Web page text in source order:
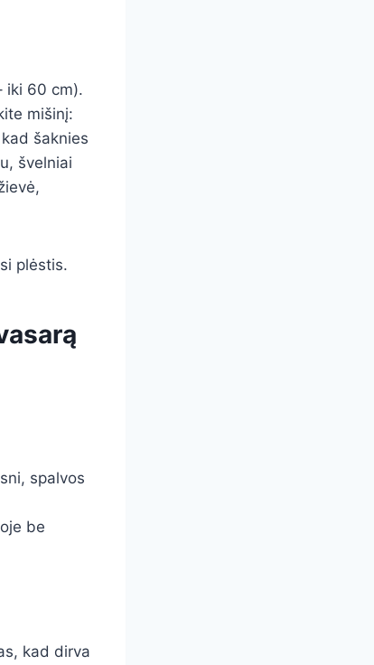
iki 60 cm).
mišinį:
šaknies
švelniai
plėstis.
spalvos
be
kad dirva